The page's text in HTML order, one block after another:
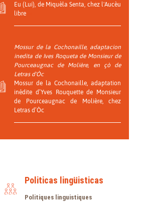
Eu (Lui), de Miquèla Senta, chez l'Aucèu
libre
Mossur de la Cochonaille, adaptacion
inedita de Ives Roqueta de Monsieur de
Pourceaugnac de Molière, en çò de
Letras d'Òc
Mossur de la Cochonaille, adaptation
inédite d’Yves Rouquette de Monsieur
de Pourceaugnac de Molière, chez
Letras d’Òc
Politicas lingüisticas
Politiques linguistiques